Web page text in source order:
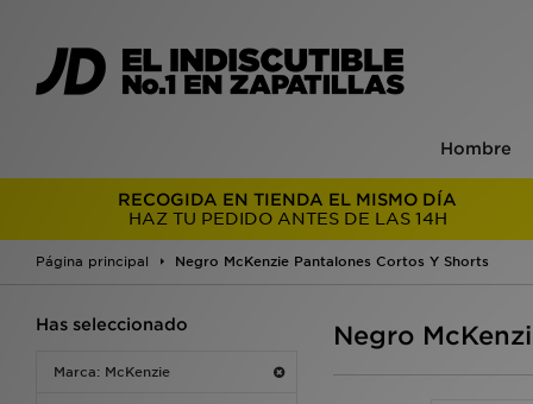
Hombre
RECOGIDA EN TIENDA EL MISMO DÍA
HAZ TU PEDIDO ANTES DE LAS 14H
Página principal Negro McKenzie Pantalones Cortos Y Shorts
Has seleccionado
Marca: McKenzie
Negro